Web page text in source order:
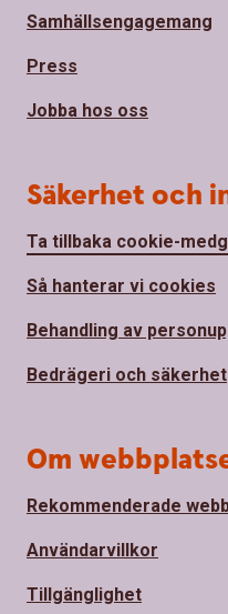
Samhällsengagemang
Press
Jobba hos oss
Säkerhet och
Ta tillbaka cookie-
Så hanterar vi cookies
Behandling av
Bedrägeri och säkerhet
Om
Rekommenderade
Användarvillkor
Tillgänglighet